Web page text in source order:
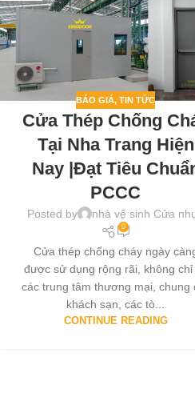
BÁO GIÁ,TIN TỨC
Cửa Thép Chống
Tại Nha Trang Hiện
Nay |Đạt Tiêu
PCCC
Posted by nhà vệ sinh Cửa
0
Cửa thép chống cháy ngày
được sử dụng rộng rãi, không chỉ
các trung tâm thương mại, chung
khách sạn, các tò...
CONTINUE READING